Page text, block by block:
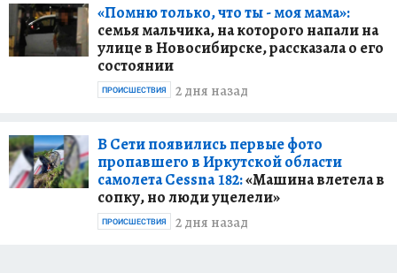
«Помню только, что ты - моя мама»:
семья мальчика, на которого напали на
улице в Новосибирске, рассказала о его
состоянии
2 дня назад
ПРОИСШЕСТВИЯ
В Сети появились первые фото
пропавшего в Иркутской области
самолета Cessna 182:«Машина влетела в
сопку, но люди уцелели»
2 дня назад
ПРОИСШЕСТВИЯ